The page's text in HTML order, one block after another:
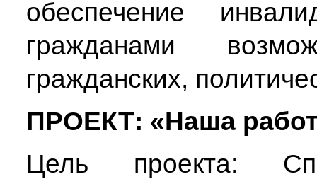
обеспечение
гражданами
гражданских,
ПРОЕКТ: «Наша
Цель проекта: